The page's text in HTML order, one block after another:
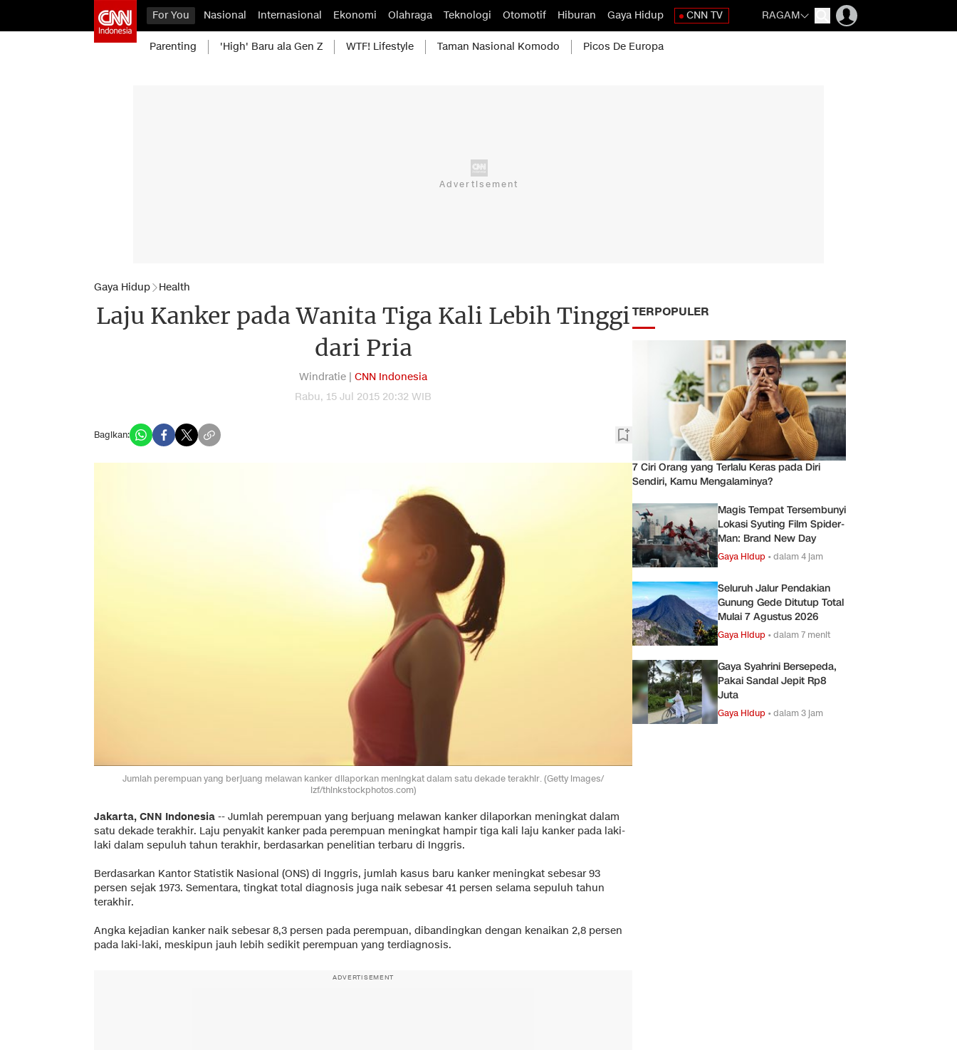
For You Nasional Internasional Ekonomi Olahraga Teknologi Otomotif Hiburan Gaya Hidup CNN TV RAGAM
Parenting 'High' Baru ala Gen Z WTF! Lifestyle Taman Nasional Komodo Picos De Europa
Gaya Hidup Health
Laju Kanker pada Wanita Tiga Kali Lebih Tinggi
dari Pria
Windratie | CNN Indonesia
Rabu, 15 Jul 2015 20:32 WIB
Bagikan:
Jumlah perempuan yang berjuang melawan kanker dilaporkan meningkat dalam satu dekade terakhir. (Getty images/
lzf/thinkstockphotos.com)
Jakarta, CNN Indonesia -- Jumlah perempuan yang berjuang melawan kanker dilaporkan meningkat dalam
satu dekade terakhir. Laju penyakit kanker pada perempuan meningkat hampir tiga kali laju kanker pada laki-
laki dalam sepuluh tahun terakhir, berdasarkan penelitian terbaru di Inggris.
Berdasarkan Kantor Statistik Nasional (ONS) di Inggris, jumlah kasus baru kanker meningkat sebesar 93
persen sejak 1973. Sementara, tingkat total diagnosis juga naik sebesar 41 persen selama sepuluh tahun
terakhir.
Angka kejadian kanker naik sebesar 8,3 persen pada perempuan, dibandingkan dengan kenaikan 2,8 persen
pada laki-laki, meskipun jauh lebih sedikit perempuan yang terdiagnosis.
ADVERTISEMENT
TERPOPULER
7 Ciri Orang yang Terlalu Keras pada Diri
Sendiri, Kamu Mengalaminya?
Magis Tempat Tersembunyi
Lokasi Syuting Film Spider-
Man: Brand New Day
Gaya Hidup •dalam 4 jam
Seluruh Jalur Pendakian
Gunung Gede Ditutup Total
Mulai 7 Agustus 2026
Gaya Hidup •dalam 7 menit
Gaya Syahrini Bersepeda,
Pakai Sandal Jepit Rp8
Juta
Gaya Hidup •dalam 3 jam